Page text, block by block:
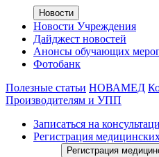
Новости
Новости Учреждения
Дайджест новостей
Анонсы обучающих
Фотобанк
Полезные статьи НОВАМЕД
Производителям и УПП
Записаться на
Регистрация
Регистрация